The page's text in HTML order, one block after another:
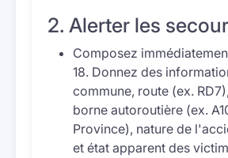
2. Alerter les
Composez
18. Donnez des
commune, route (ex.
borne autoroutière (ex.
Province), nature de
et état apparent des